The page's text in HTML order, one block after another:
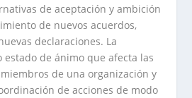
de aceptación y ambición
de nuevos acuerdos,
declaraciones. La
estado de ánimo que afecta las
de una organización y
de acciones de modo